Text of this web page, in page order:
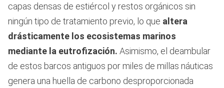
capas densas de estiércol y restos orgánicos sin
ningún tipo de tratamiento previo, lo que altera
drásticamente los ecosistemas marinos
mediante la eutrofización. Asimismo, el deambular
de estos barcos antiguos por miles de millas náuticas
genera una huella de carbono desproporcionada